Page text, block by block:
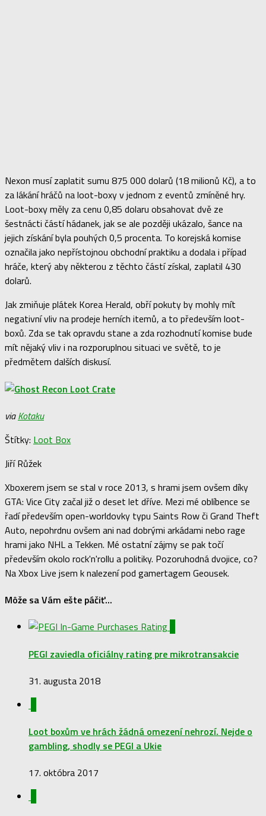
Nexon musí zaplatit sumu 875 000 dolarů (18 milionů Kč), a to
za lákání hráčů na loot-boxy v jednom z eventů zmíněné hry.
Loot-boxy měly za cenu 0,85 dolaru obsahovat dvě ze
šestnácti částí hádanek, jak se ale později ukázalo, šance na
jejich získání byla pouhých 0,5 procenta. To korejská komise
označila jako nepřístojnou obchodní praktiku a dodala i případ
hráče, který aby některou z těchto částí získal, zaplatil 430
dolarů.
Jak zmiňuje plátek Korea Herald, obří pokuty by mohly mít
negativní vliv na prodeje herních itemů, a to především loot-
boxů. Zda se tak opravdu stane a zda rozhodnutí komise bude
mít nějaký vliv i na rozporuplnou situaci ve světě, to je
předmětem dalších diskusí.
viaKotaku
Štítky: Loot Box
Jiří Růžek
Xboxerem jsem se stal v roce 2013, s hrami jsem ovšem díky
GTA: Vice City začal již o deset let dříve. Mezi mé oblíbence se
řadí především open-worldovky typu Saints Row či Grand Theft
Auto, nepohrdnu ovšem ani nad dobrými arkádami nebo rage
hrami jako NHL a Tekken. Mé ostatní zájmy se pak točí
především okolo rock'n'rollu a politiky. Pozoruhodná dvojice, co?
Na Xbox Live jsem k nalezení pod gamertagem Geousek.
Môže sa Vám ešte páčiť...
PEGI zaviedla oficiálny rating pre mikrotransakcie
31. augusta 2018
Loot boxům ve hrách žádná omezení nehrozí. Nejde o
gambling, shodly se PEGI a Ukie
17. októbra 2017